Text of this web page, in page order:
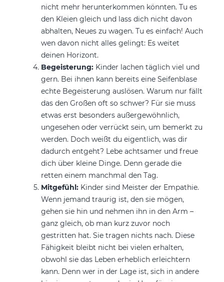
nicht mehr herunterkommen könnten. Tu es
den Kleien gleich und lass dich nicht davon
abhalten, Neues zu wagen. Tu es einfach! Auch
wen davon nicht alles gelingt: Es weitet
deinen Horizont.
Begeisterung:Kinder lachen täglich viel und
gern. Bei ihnen kann bereits eine Seifenblase
echte Begeisterung auslösen. Warum nur fällt
das den Großen oft so schwer? Für sie muss
etwas erst besonders außergewöhnlich,
ungesehen oder verrückt sein, um bemerkt zu
werden. Doch weißt du eigentlich, was dir
dadurch entgeht? Lebe achtsamer und freue
dich über kleine Dinge. Denn gerade die
retten einem manchmal den Tag.
Mitgefühl:Kinder sind Meister der Empathie.
Wenn jemand traurig ist, den sie mögen,
gehen sie hin und nehmen ihn in den Arm –
ganz gleich, ob man kurz zuvor noch
gestritten hat. Sie tragen nichts nach. Diese
Fähigkeit bleibt nicht bei vielen erhalten,
obwohl sie das Leben erheblich erleichtern
kann. Denn wer in der Lage ist, sich in andere